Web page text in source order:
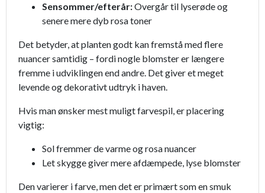
Sensommer/efterår:Overgår til lyserøde og
senere mere dyb rosa toner
Det betyder, at planten godt kan fremstå med flere
nuancer samtidig – fordi nogle blomster er længere
fremme i udviklingen end andre. Det giver et meget
levende og dekorativt udtryk i haven.
Hvis man ønsker mest muligt farvespil, er placering
vigtig:
Sol fremmer de varme og rosa nuancer
Let skygge giver mere afdæmpede, lyse blomster
Den varierer i farve, men det er primært som en smuk